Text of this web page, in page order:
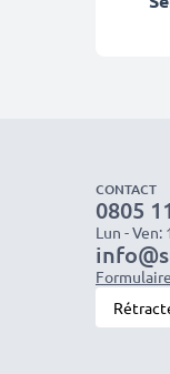
CONTACT
0805
Lun - Ven: